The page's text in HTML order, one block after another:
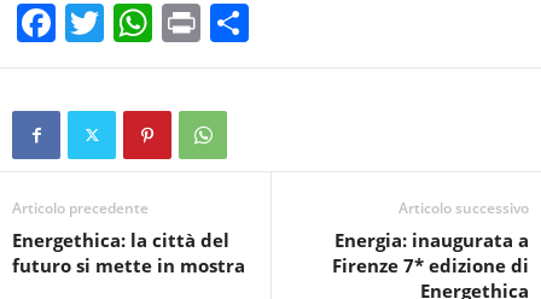
F
a
c
b
o
o
T
wi
tt
W
h
at
s
A
p
Pr
in
t
o
vi
Articolo precedente
Energethica: la città del
futuro si mette in mostra
Articolo successivo
Energia: inaugurata a
Firenze 7* edizione di
Energethica